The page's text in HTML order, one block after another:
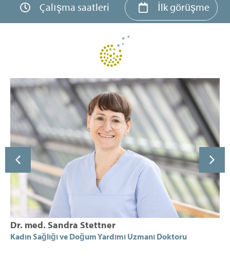
Çalışma saatleri
İlk görüşme
Dr. med. Sandra Stettner
Kadın Sağlığı ve Doğum Yardımı Uzmanı Doktoru